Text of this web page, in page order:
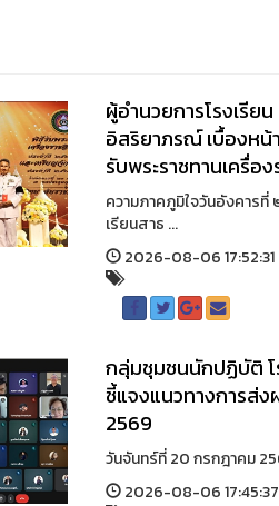
ผู้อำนวยการโรงเรีย
อิสริยาภรณ์ เบื้องหน้
รับพระราชทานเครื่
ความภาคภูมิใจวันอังคาร
เรียนสาธ ...
2026-08-06 17:52:31
กลุ่มชุมชนนักปฏิบัติ โ
ชี้แจงแนวทางการส่
2569
วันจันทร์ที่ 20 กรกฎาคม
2026-08-06 17:45:37